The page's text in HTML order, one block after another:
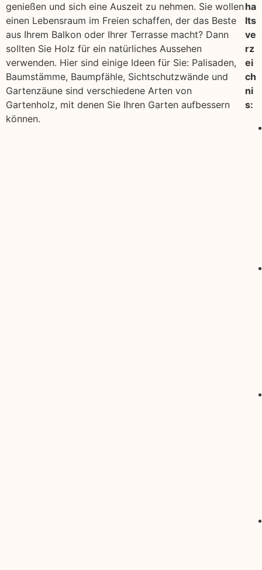
genießen und sich eine Auszeit zu nehmen. Sie wollen
einen Lebensraum im Freien schaffen, der das Beste
aus Ihrem Balkon oder Ihrer Terrasse macht? Dann
sollten Sie Holz für ein natürliches Aussehen
verwenden. Hier sind einige Ideen für Sie: Palisaden,
Baumstämme, Baumpfähle, Sichtschutzwände und
Gartenzäune sind verschiedene Arten von
Gartenholz, mit denen Sie Ihren Garten aufbessern
können.
ha
lts
ve
rz
ei
ch
ni
s: